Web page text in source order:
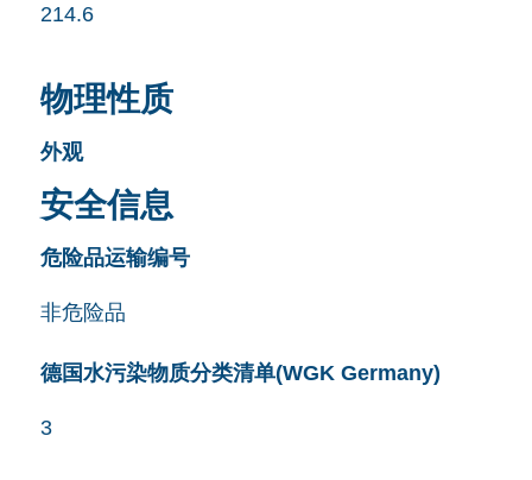
214.6
物理性质
外观
安全信息
危险品运输编号
非危险品
德国水污染物质分类清单(WGK Germany)
3